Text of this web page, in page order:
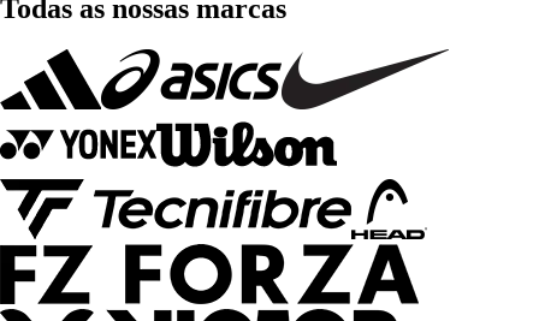
Todas as nossas marcas